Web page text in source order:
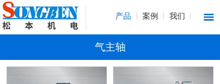
产品 案例 我们
气主轴